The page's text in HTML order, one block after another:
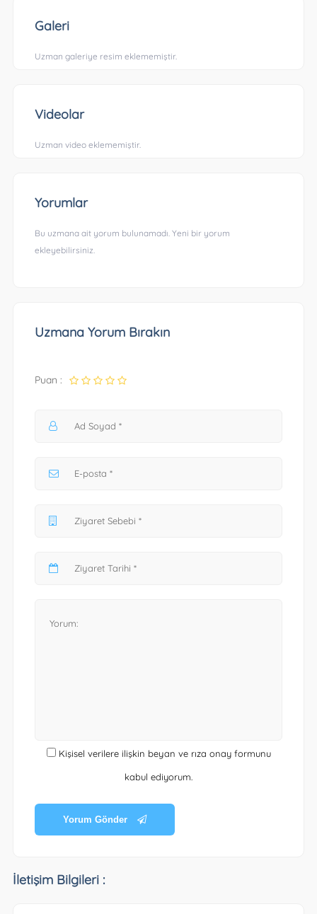
Galeri
Uzman galeriye resim eklememiştir.
Videolar
Uzman video eklememiştir.
Yorumlar
Bu uzmana ait yorum bulunamadı. Yeni bir yorum
ekleyebilirsiniz.
Uzmana Yorum Bırakın
Puan :
Kişisel verilere ilişkin beyan ve rıza onay formunu
kabul ediyorum.
Yorum Gönder
İletişim Bilgileri :